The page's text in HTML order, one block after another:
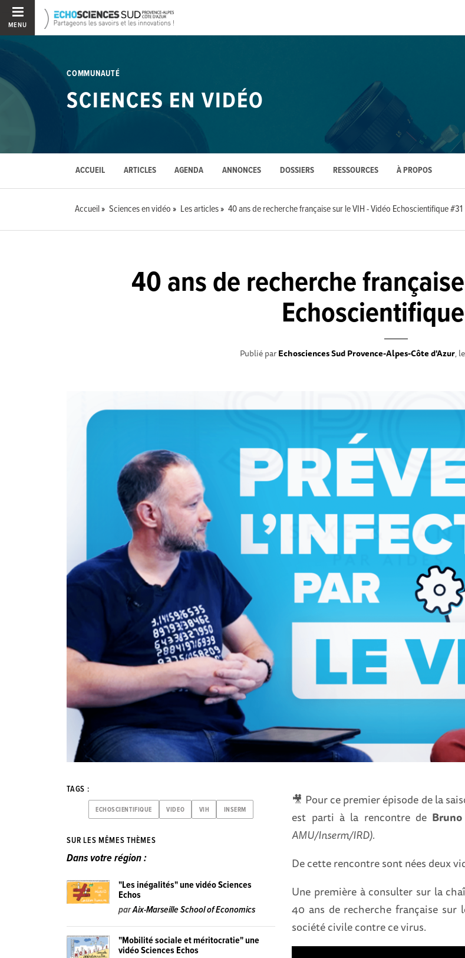
MENU
COMMUNAUTÉ
SCIENCES EN VIDÉO
ACCUEIL ARTICLES AGENDA ANNONCES DOSSIERS RESSOURCES À PROPOS
Accueil Sciences en vidéo Les articles 40 ans de recherche française sur le VIH - Vidéo Echoscientifique #31
40 ans de recherche
Publié parEchosciences Sud Provence-Alpes-Côte d'Azur,
🎥 Pour ce premier épisode de la
est parti à la rencontre de
AMU/Inserm/IRD).
De cette rencontre sont nées deux
Une première à consulter sur la
40 ans de recherche française
société civile contre ce virus.
TAGS :
ECHOSCIENTIFIQUE VIDEO VIH INSERM
SUR LES MÊMES THÈMES
Dans votre région :
"Les inégalités" une vidéo Sciences
Echos
parAix-Marseille School of Economics
"Mobilité sociale et méritocratie" une
vidéo Sciences Echos